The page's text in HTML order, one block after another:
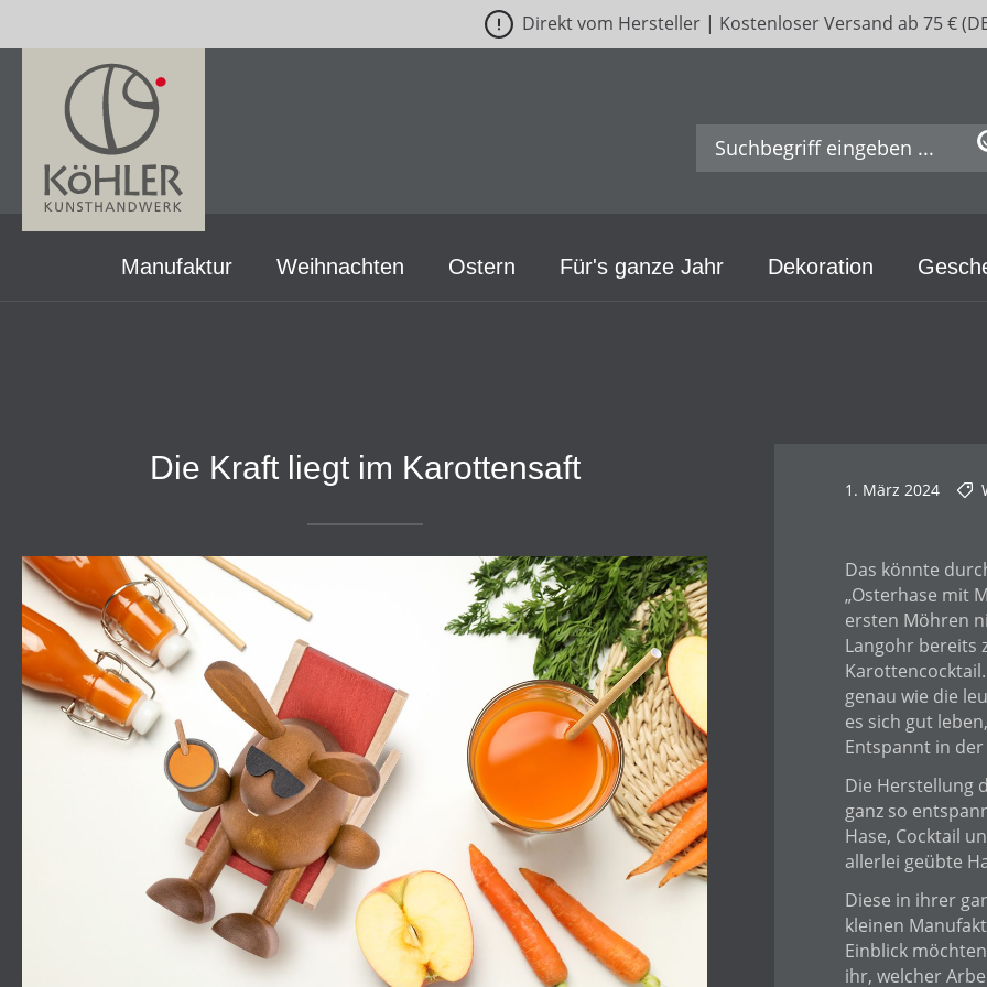
Direkt vom Hersteller | Kostenloser Versand ab 75 €
Manufaktur Weihnachten Ostern Für's ganze Jahr Dekoration
Die Kraft liegt im Karottensaft
1. März 2024
Das könnte
„Osterhase mit
ersten Möhren
Langohr bereits
genau wie die
es sich gut
Entspannt in
Die Herstellung
ganz so
Hase, Cocktail
allerlei geübte
Diese in ihrer
kleinen
Einblick
ihr, welcher